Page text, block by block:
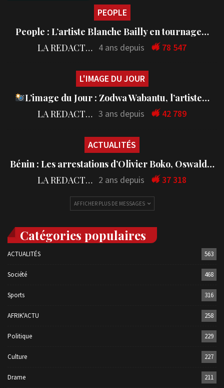
PEOPLE
People : L’artiste Blanche Bailly en tournage…
LA REDACTION 4 ans depuis 78 547
L'IMAGE DU JOUR
L’image du Jour : Zodwa Wabantu, l’artiste…
LA REDACTION 3 ans depuis 42 789
ACTUALITÉS
Bénin : Les arrestations d’Olivier Boko, Oswald…
LA REDACTION 2 ans depuis 37 318
AFFICHER PLUS DE MESSAGES
Catégories populaires
ACTUALITÉS 563
Société 468
Sports 316
AFRIK'ACTU 258
Politique 229
Culture 227
Drame 211